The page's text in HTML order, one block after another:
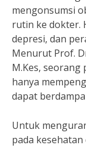
mengonsumsi
rutin ke dokter.
depresi, dan
Menurut Prof.
M.Kes,
hanya
dapat
Untuk
pada